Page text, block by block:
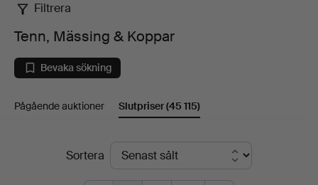
Tenn,
Mässing
&
Koppar
Filtrera
Tenn, Mässing & Koppar
Bevaka sökning
Pågående auktioner Slutpriser(45 115)
SlutpriserSortera